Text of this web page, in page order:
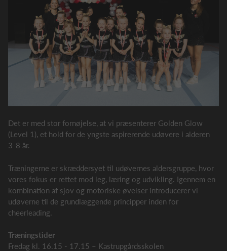
Det er med stor fornøjelse, at vi præsenterer Golden Glow
(Level 1), et hold for de yngste aspirerende udøvere i alderen
3-8 år.
Træningerne er skræddersyet til udøvernes aldersgruppe, hvor
vores fokus er rettet mod leg, læring og udvikling. Igennem en
kombination af sjov og motoriske øvelser introducerer vi
udøverne til de grundlæggende principper inden for
cheerleading.
Træningstider
Fredag kl. 16.15 - 17.15 – Kastrupgårdsskolen